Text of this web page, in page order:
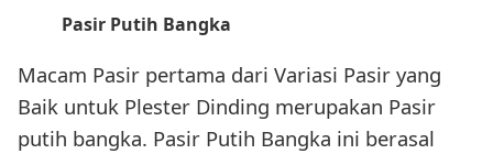
Pasir Putih Bangka
Macam Pasir pertama dari Variasi Pasir yang
Baik untuk Plester Dinding merupakan Pasir
putih bangka. Pasir Putih Bangka ini berasal